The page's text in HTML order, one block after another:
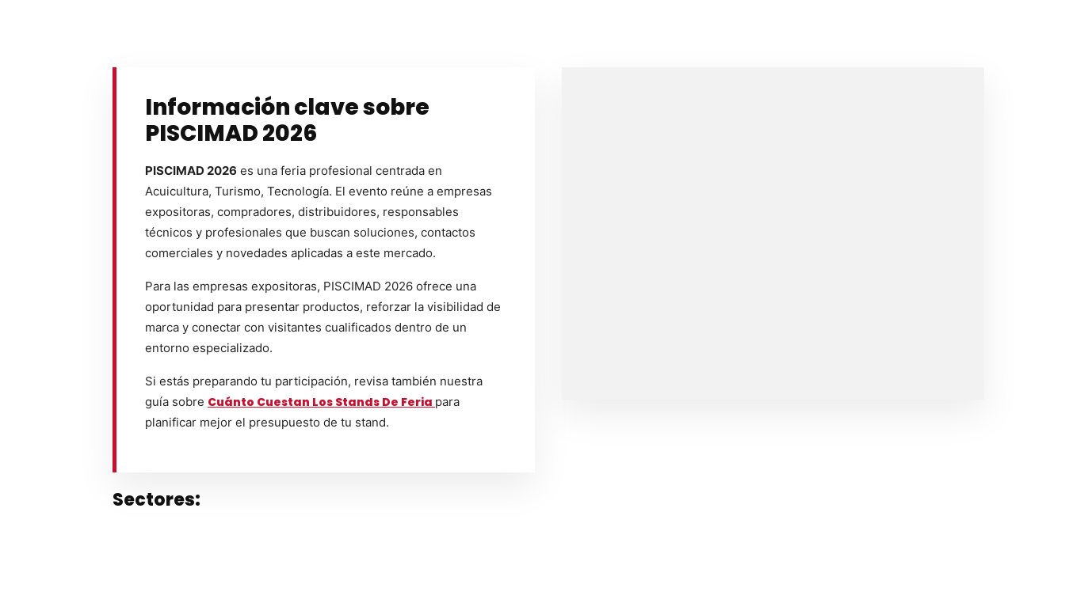
Información clave sobre
PISCIMAD 2026
PISCIMAD 2026 es una feria profesional centrada en
Acuicultura, Turismo, Tecnología. El evento reúne a empresas
expositoras, compradores, distribuidores, responsables
técnicos y profesionales que buscan soluciones, contactos
comerciales y novedades aplicadas a este mercado.
Para las empresas expositoras, PISCIMAD 2026 ofrece una
oportunidad para presentar productos, reforzar la visibilidad de
marca y conectar con visitantes cualificados dentro de un
entorno especializado.
Si estás preparando tu participación, revisa también nuestra
guía sobre Cuánto Cuestan Los Stands De Feria para
planificar mejor el presupuesto de tu stand.
Sectores: